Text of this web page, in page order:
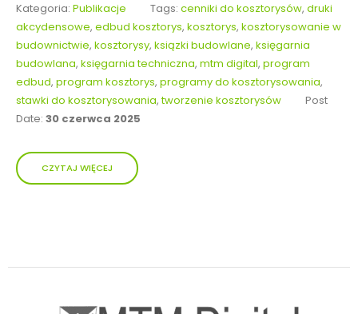
Kategoria: Publikacje Tags: cenniki do kosztorysów, druki
akcydensowe, edbud kosztorys, kosztorys, kosztorysowanie w
budownictwie, kosztorysy, ksiązki budowlane, księgarnia
budowlana, księgarnia techniczna, mtm digital, program
edbud, program kosztorys, programy do kosztorysowania,
stawki do kosztorysowania,tworzenie kosztorysów
Post
Date: 30 czerwca 2025
CZYTAJ WIĘCEJ